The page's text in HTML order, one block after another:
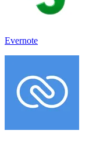
Evernote